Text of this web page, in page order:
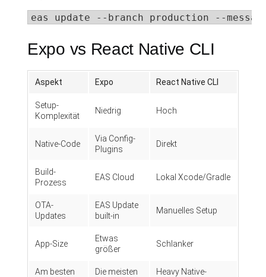
eas update --branch production --
Expo vs React Native CLI
Aspekt Expo React Native CLI
Setup-
Komplexität
Niedrig Hoch
Native-Code
Via Config-
Plugins
Direkt
Build-
Prozess
EAS Cloud Lokal Xcode/Gradle
OTA-
Updates
EAS Update
built-in
Manuelles Setup
App-Size
Etwas
größer
Schlanker
Am besten
Die meisten
Heavy Native-